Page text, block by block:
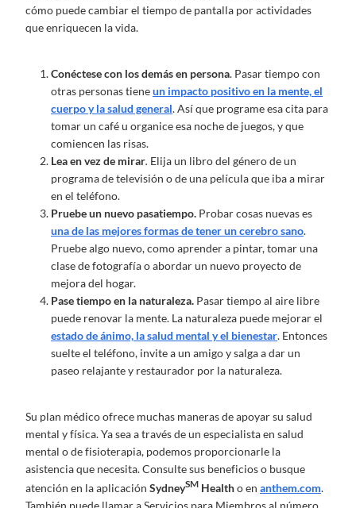
cómo puede cambiar el tiempo de pantalla por actividades
que enriquecen la vida.
Conéctese con los demás en persona. Pasar tiempo con
otras personas tieneun impacto positivo en la mente, el
cuerpo y la salud general. Así que programe esa cita para
tomar un café u organice esa noche de juegos, y que
comiencen las risas.
Lea en vez de mirar. Elija un libro del género de un
programa de televisión o de una película que iba a mirar
en el teléfono.
Pruebe un nuevo pasatiempo. Probar cosas nuevas es
una de las mejores formas de tener un cerebro sano.
Pruebe algo nuevo, como aprender a pintar, tomar una
clase de fotografía o abordar un nuevo proyecto de
mejora del hogar.
Pase tiempo en la naturaleza. Pasar tiempo al aire libre
puede renovar la mente. La naturaleza puede mejorar el
estado de ánimo, la salud mental y el bienestar. Entonces
suelte el teléfono, invite a un amigo y salga a dar un
paseo relajante y restaurador por la naturaleza.
Su plan médico ofrece muchas maneras de apoyar su salud
mental y física. Ya sea a través de un especialista en salud
mental o de fisioterapia, podemos proporcionarle la
asistencia que necesita. Consulte sus beneficios o busque
atención en la aplicación SydneySM Healtho en anthem.com.
También puede llamar a Servicios para Miembros al número